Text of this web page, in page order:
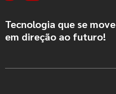
Tecnologia que se move
em direção ao futuro!